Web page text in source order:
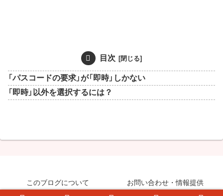
目次
「パスコードの要求」が「即時」しかない
「即時」以外を選択するには？
このブログについて お問い合わせ・情報提供